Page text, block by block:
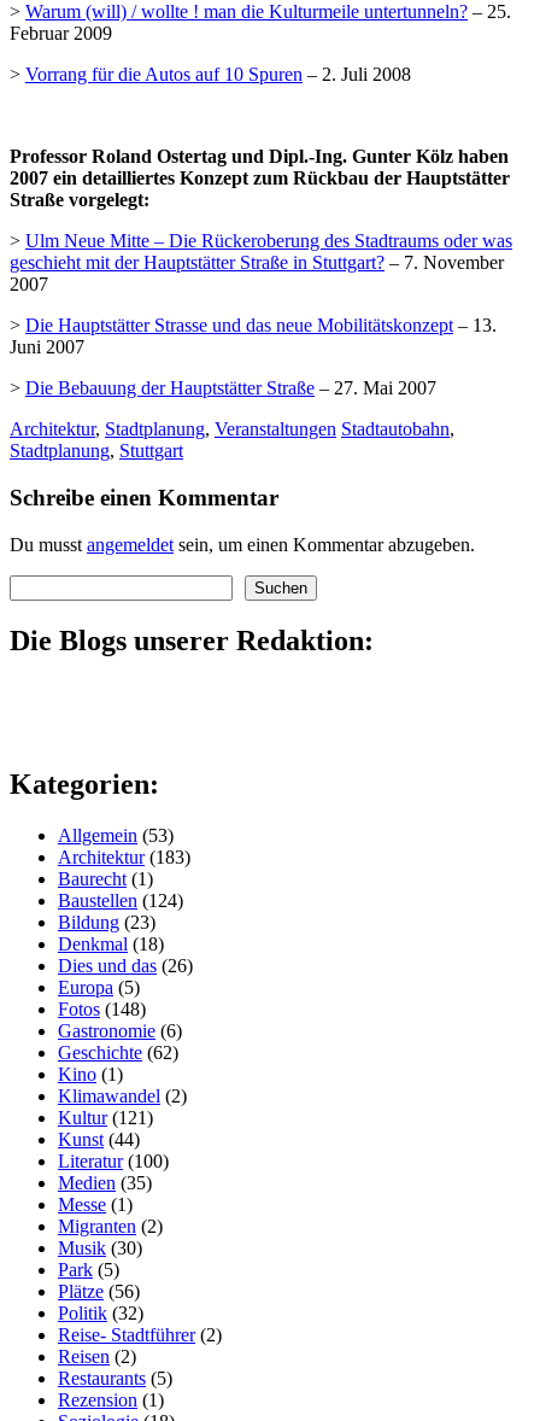
> Warum (will) / wollte ! man die Kulturmeile untertunneln? – 25.
Februar 2009
> Vorrang für die Autos auf 10 Spuren – 2. Juli 2008
Professor Roland Ostertag und Dipl.-Ing. Gunter Kölz haben
2007 ein detailliertes Konzept zum Rückbau der Hauptstätter
Straße vorgelegt:
> Ulm Neue Mitte – Die Rückeroberung des Stadtraums oder was
geschieht mit der Hauptstätter Straße in Stuttgart? – 7. November
2007
> Die Hauptstätter Strasse und das neue Mobilitätskonzept– 13.
Juni 2007
> Die Bebauung der Hauptstätter Straße – 27. Mai 2007
Architektur, Stadtplanung, Veranstaltungen Stadtautobahn,
Stadtplanung, Stuttgart
Schreibe einen Kommentar
Du musst angemeldet sein, um einen Kommentar abzugeben.
Suchen
Die Blogs unserer Redaktion:
Kategorien:
Allgemein (53)
Architektur(183)
Baurecht (1)
Baustellen (124)
Bildung (23)
Denkmal (18)
Dies und das (26)
Europa (5)
Fotos (148)
Gastronomie (6)
Geschichte (62)
Kino (1)
Klimawandel (2)
Kultur(121)
Kunst (44)
Literatur(100)
Medien (35)
Messe (1)
Migranten (2)
Musik (30)
Park (5)
Plätze (56)
Politik (32)
Reise- Stadtführer(2)
Reisen (2)
Restaurants (5)
Rezension (1)